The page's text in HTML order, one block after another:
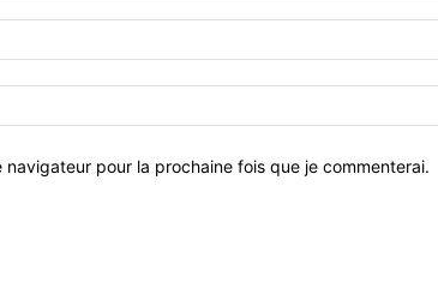
pour la prochaine fois que je commenterai.